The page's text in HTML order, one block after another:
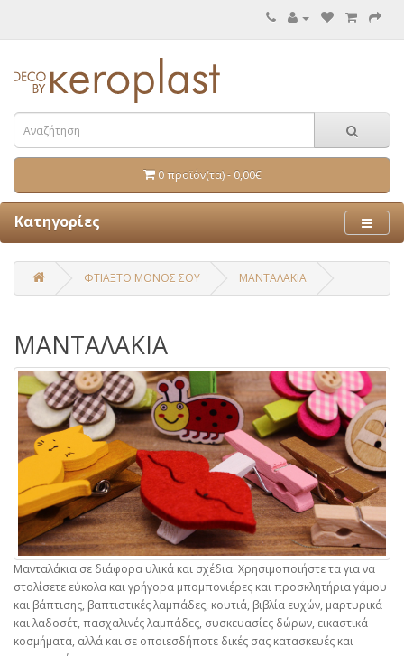
0 προϊόν(τα) - 0,00€
Κατηγορίες
ΦΤΙΑΞΤΟ ΜΟΝΟΣ ΣΟΥ ΜΑΝΤΑΛΑΚΙΑ
ΜΑΝΤΑΛΑΚΙΑ
Μανταλάκια σε διάφορα υλικά και σχέδια. Χρησιμοποιήστε τα για να
στολίσετε εύκολα και γρήγορα μπομπονιέρες και προσκλητήρια γάμου
και βάπτισης, βαπτιστικές λαμπάδες, κουτιά, βιβλία ευχών, μαρτυρικά
και λαδοσέτ, πασχαλινές λαμπάδες, συσκευασίες δώρων, εικαστικά
κοσμήματα, αλλά και σε οποιεσδήποτε δικές σας κατασκευές και